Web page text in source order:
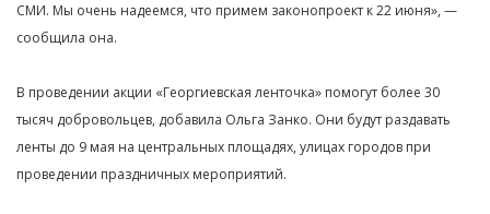
СМИ. Мы очень надеемся, что примем законопроект к 22 июня», —
сообщила она.
В проведении акции «Георгиевская ленточка» помогут более 30
тысяч добровольцев, добавила Ольга Занко. Они будут раздавать
ленты до 9 мая на центральных площадях, улицах городов при
проведении праздничных мероприятий.